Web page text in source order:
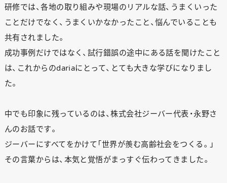
研修では、各地の取り組みや現場のリアルな話、うまくいった
ことだけでなく、うまくいかなかったこと、悩んでいることも
共有されました。
成功事例だけではなく、試行錯誤の途中にある話を聞けたこと
は、これからのdariaにとって、とても大きな学びになりまし
た。
中でも印象に残っているのは、株式会社ジーバー代表・永野さ
んのお話です。
ジーバーにすべてをかけて「世界が羨む高齢社会をつくる。」
その言葉からは、本気と覚悟がまっすぐ伝わってきました。